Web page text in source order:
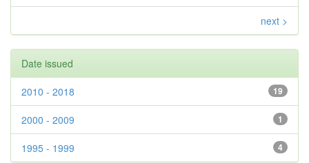
next >
Date issued
19
2010 - 2018
1
2000 - 2009
4
1995 - 1999